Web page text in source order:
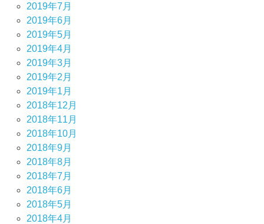
2019年7月
2019年6月
2019年5月
2019年4月
2019年3月
2019年2月
2019年1月
2018年12月
2018年11月
2018年10月
2018年9月
2018年8月
2018年7月
2018年6月
2018年5月
2018年4月